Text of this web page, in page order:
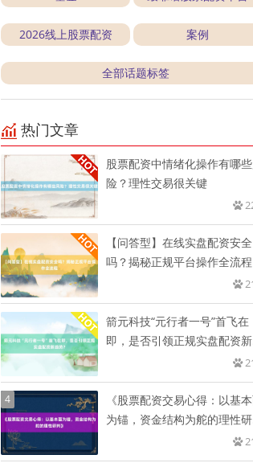
2026线上股票配资 案例
全部话题标签
热门文章
股票配资中情绪化操作有哪
险？理性交易很关键
【问答型】在线实盘配资安全
吗？揭秘正规平台操作全流程
箭元科技“元行者一号”首飞在
即，是否引领正规实盘配资新
4
《股票配资交易心得：以基
为锚，资金结构为舵的理性研